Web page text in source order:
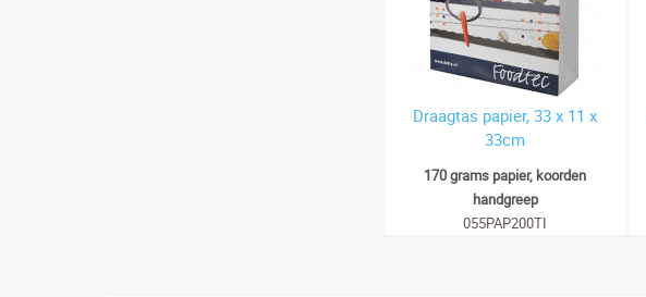
Draagtas papier, 33 x 11 x
33cm
170 grams papier, koorden
handgreep
055PAP200TI